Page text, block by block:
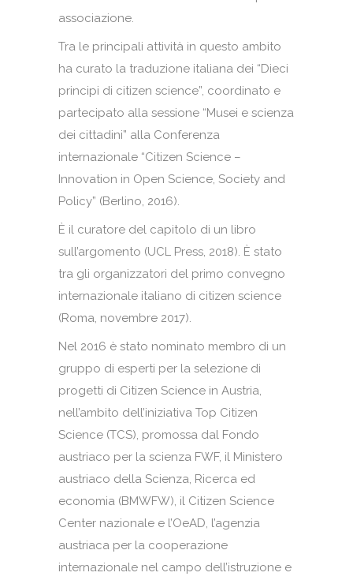
associazione.
Tra le principali attività in questo ambito
ha curato la traduzione italiana dei “Dieci
principi di citizen science”, coordinato e
partecipato alla sessione “Musei e scienza
dei cittadini” alla Conferenza
internazionale “Citizen Science –
Innovation in Open Science, Society and
Policy” (Berlino, 2016).
È il curatore del capitolo di un libro
sull’argomento (UCL Press, 2018). È stato
tra gli organizzatori del primo convegno
internazionale italiano di citizen science
(Roma, novembre 2017).
Nel 2016 è stato nominato membro di un
gruppo di esperti per la selezione di
progetti di Citizen Science in Austria,
nell’ambito dell’iniziativa Top Citizen
Science (TCS), promossa dal Fondo
austriaco per la scienza FWF, il Ministero
austriaco della Scienza, Ricerca ed
economia (BMWFW), il Citizen Science
Center nazionale e l’OeAD, l’agenzia
austriaca per la cooperazione
internazionale nel campo dell’istruzione e